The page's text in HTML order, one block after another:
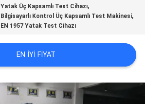
Yatak Üç Kapsamlı Test Cihazı,
Bilgisayarlı Kontrol Üç Kapsamlı Test Makinesi,
EN 1957 Yatak Test Cihazı
EN IYI FIYAT